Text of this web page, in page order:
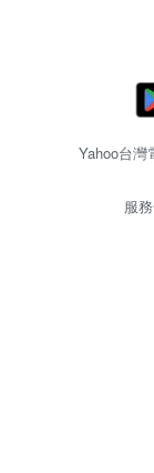
Yahoo台
服